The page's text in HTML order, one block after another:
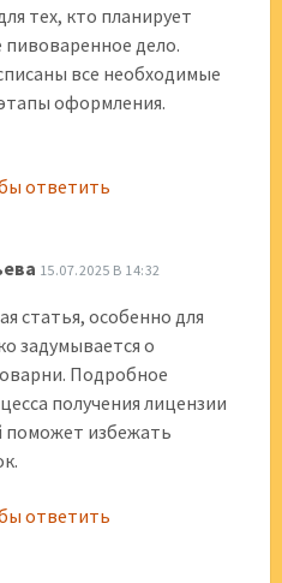
тех, кто планирует
дело.
все необходимые
оформления.
ответить
15.07.2025 В 14:32
статья, особенно для
задумывается о
Подробное
получения лицензии
поможет избежать
ответить